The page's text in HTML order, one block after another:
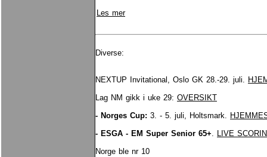
Les mer
Diverse:
NEXTUP Invitational, Oslo GK 28.-29. juli.
Lag NM gikk i uke 29: OVERSIKT
- Norges Cup: 3. - 5. juli, Holtsmark.
- ESGA - EM Super Senior 65+
LIVE
Norge ble nr 10